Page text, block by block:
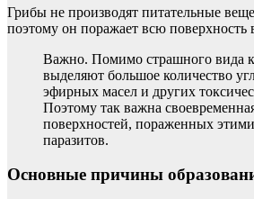
Грибы не производят питательные
поэтому он поражает всю поверхность
Важно. Помимо страшного вида
выделяют большое количество
эфирных масел и других
Поэтому так важна
поверхностей, пораженных
паразитов.
Основные причины